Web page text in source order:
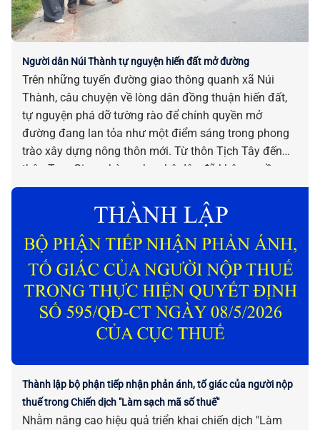
Người dân Núi Thành tự nguyện hiến đất mở đường
Trên những tuyến đường giao thông quanh xã Núi
Thành, câu chuyện về lòng dân đồng thuận hiến đất,
tự nguyện phá dỡ tường rào để chính quyền mở
đường đang lan tỏa như một điểm sáng trong phong
trào xây dựng nông thôn mới. Từ thôn Tịch Tây đến
thôn Tam Giang, hàng chục hộ dân đã không ngần
ngại “nhường” một phần đất đai, tài sản của gia đình
mình để đổi lấy những con đường rộng rãi, khang
trang cho quê hương.
Thành lập bộ phận tiếp nhận phản ánh, tố giác của người nộp
thuế trong Chiến dịch "Làm sạch mã số thuế"
Nhằm nâng cao hiệu quả triển khai chiến dịch "Làm